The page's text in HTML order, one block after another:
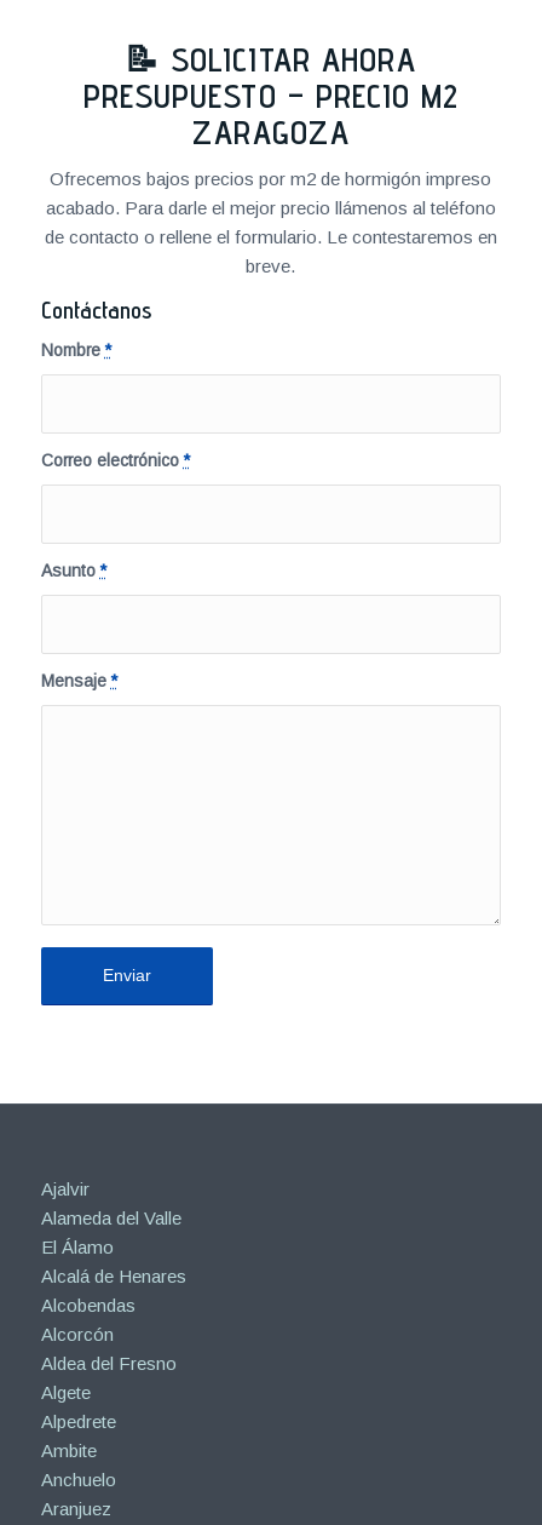
📝 SOLICITAR AHORA
PRESUPUESTO – PRECIO M2
ZARAGOZA
Ofrecemos bajos precios por m2 de hormigón impreso
acabado. Para darle el mejor precio llámenos al teléfono
de contacto o rellene el formulario. Le contestaremos en
breve.
Contáctanos
Nombre*
Correo electrónico*
Asunto*
Mensaje*
Ajalvir
Alameda del Valle
El Álamo
Alcalá de Henares
Alcobendas
Alcorcón
Aldea del Fresno
Algete
Alpedrete
Ambite
Anchuelo
Aranjuez